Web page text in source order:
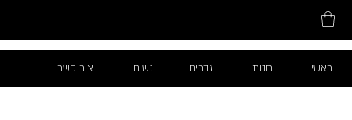
ראשי חנות גברים נשים צור קשר